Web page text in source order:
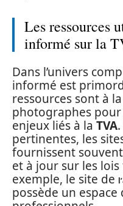
Les ressources
informé sur la
Dans l’univers
informé est
ressources sont à
photographes
enjeux liés à la TVA
pertinentes, les
fournissent
et à jour sur les lois
exemple, le site de
possède un espace